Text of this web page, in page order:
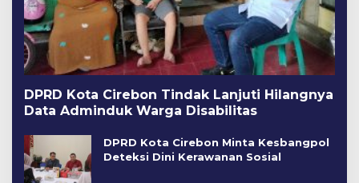
DPRD Kota Cirebon Tindak Lanjuti Hilangnya
Data Adminduk Warga Disabilitas
DPRD Kota Cirebon Minta Kesbangpol
Deteksi Dini Kerawanan Sosial